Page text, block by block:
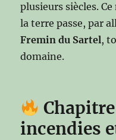
plusieurs siècles. Ce
la terre passe, par
Fremin du Sartel,
domaine.
incendies